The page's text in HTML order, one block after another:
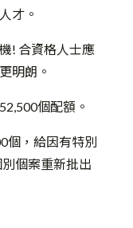
才。
! 合資格人士應
明朗。
52,500個配額。
個，給因有特別
個案重新批出